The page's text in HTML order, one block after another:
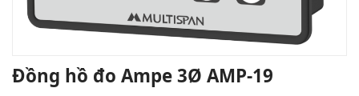
Đồng hồ đo Ampe 3Ø AMP-19